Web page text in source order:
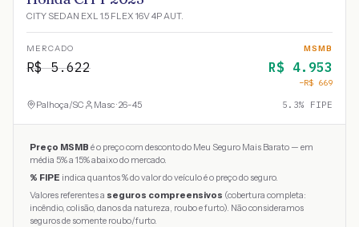
CITY SEDAN EXL 1.5 FLEX 16V 4P AUT.
MERCADO
R$5.622
MSMB
R$ 4.953
−R$ 669
Palhoça/SC Masc · 26-45 5.3% FIPE
Preço MSMB é o preço com desconto do Meu Seguro Mais Barato — em
média 5% a 15% abaixo do mercado.
% FIPE indica quantos % do valor do veículo é o preço do seguro.
Valores referentes a seguros compreensivos (cobertura completa:
incêndio, colisão, danos da natureza, roubo e furto). Não consideramos
seguros de somente roubo/furto.